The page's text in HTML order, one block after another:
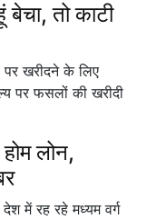
तो काटी
पर खरीदने के लिए
पर फसलों की खरीदी
लोन,
में रह रहे मध्यम वर्ग